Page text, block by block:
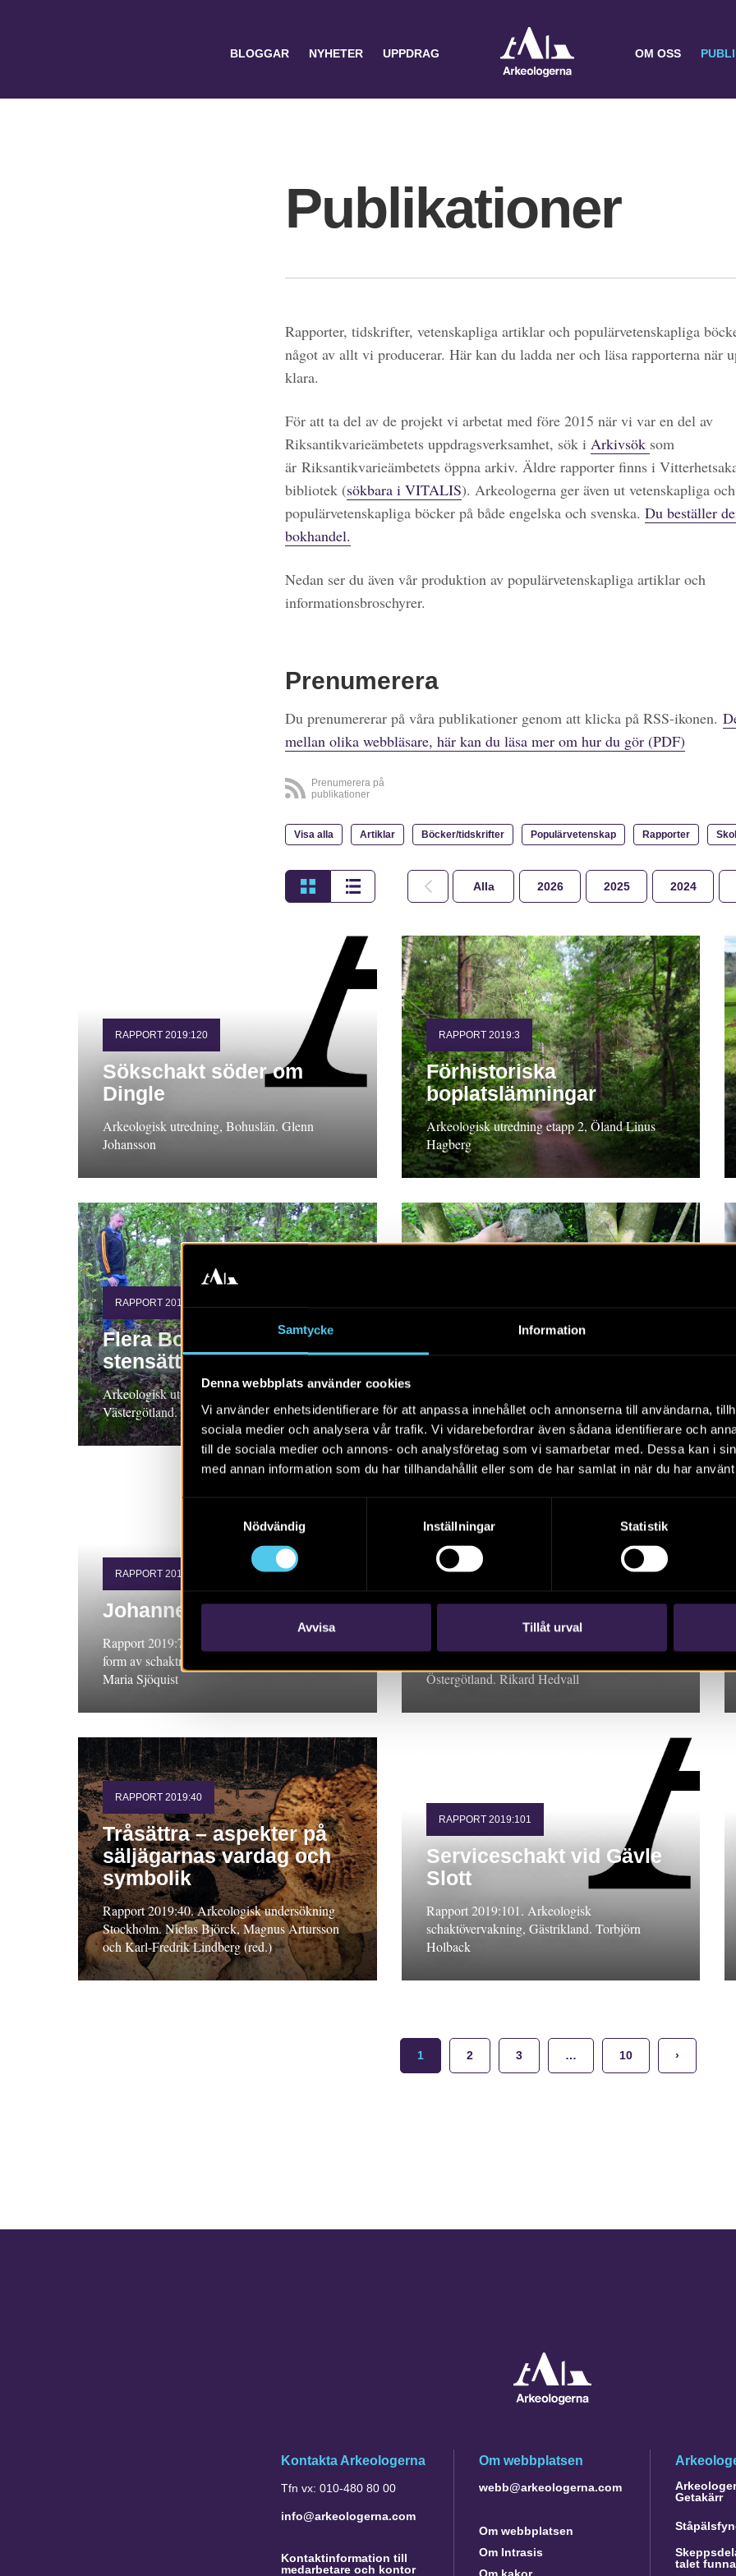
Samtycke Information
Denna webbplats använder cookies
Vi använder enhetsidentifierare för att anpassa innehållet och annonserna till användarna,
sociala medier och analysera vår trafik. Vi vidarebefordrar även sådana identifierare och
till de sociala medier och annons- och analysföretag som vi samarbetar med. Dessa kan i
med annan information som du har tillhandahållit eller som de har samlat in när du har
Nödvändig
Inställningar Statistik
Avvisa Tillåt urval
BLOGGAR NYHETER UPPDRAG OM OSS
Publikationer
Rapporter, tidskrifter, vetenskapliga artiklar och populärvetenskapliga
något av allt vi producerar. Här kan du ladda ner och läsa rapporterna när
klara.
För att ta del av de projekt vi arbetat med före 2015 när vi var en del av
Riksantikvarieämbetets uppdragsverksamhet, sök i Arkivsök som
är Riksantikvarieämbetets öppna arkiv. Äldre rapporter finns i
bibliotek (sökbara i VITALIS). Arkeologerna ger även ut vetenskapliga och
populärvetenskapliga böcker på både engelska och svenska. Du beställer
bokhandel.
Nedan ser du även vår produktion av populärvetenskapliga artiklar och
informationsbroschyrer.
Prenumerera
Du prenumererar på våra publikationer genom att klicka på RSS-ikonen.
mellan olika webbläsare, här kan du läsa mer om hur du gör (PDF)
Prenumerera på
publikationer
Visa alla Artiklar Böcker/tidskrifter Populärvetenskap Rapporter
Alla 2026 2025 2024
RAPPORT 2019:120
Sökschakt söder om
Dingle
Arkeologisk utredning, Bohuslän. Glenn
Johansson
RAPPORT 2019:3
Förhistoriska
boplatslämningar
Arkeologisk utredning etapp 2, Öland Linus
Hagberg
RAPPORT 2019:72
Flera Boplatser och en
stensättning
Arkeologisk utredning och förundersökningar,
Västergötland. Glenn Johansson
Väg 11 – sträckan
Anklam–Svampakorset
Söderberg med bidrag av Alf Ericsson
RAPPORT 2019:74
Johannesborgsparken
Rapport 2019:74. Arkeologisk undersökning i
form av schaktningsövervakning, Östergötland.
Maria Sjöquist
RAPPORT 2019:130
ledningsgrävning för ny
Östergötland. Rikard Hedvall
RAPPORT 2019:40
Tråsättra – aspekter på
säljägarnas vardag och
symbolik
Rapport 2019:40. Arkeologisk undersökning
Stockholm. Niclas Björck, Magnus Artursson
och Karl-Fredrik Lindberg (red.)
RAPPORT 2019:101
Serviceschakt vid Gävle
Slott
Rapport 2019:101. Arkeologisk
schaktövervakning, Gästrikland. Torbjörn
Holback
1 2 3 … 10 ›
Kontakta Arkeologerna
Tfn vx: 010-480 80 00
info@arkeologerna.com
Kontaktinformation till
medarbetare och kontor
Om webbplatsen
webb@arkeologerna.com
Om webbplatsen
Om Intrasis
Getakärr
talet